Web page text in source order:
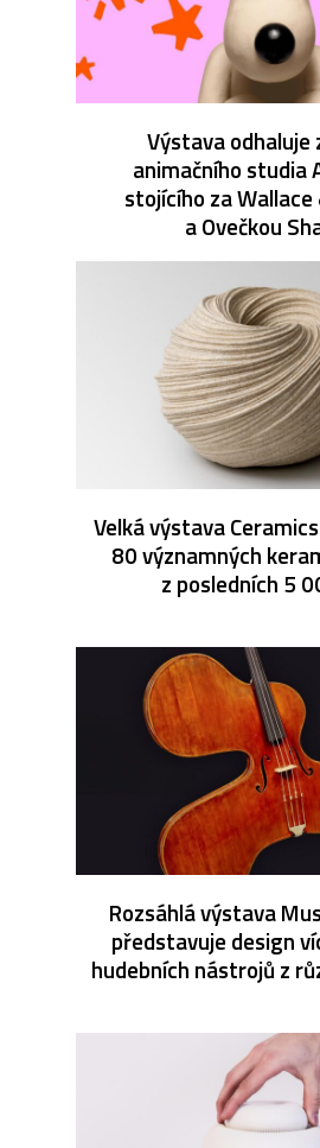
Výstava odhaluje
animačního studia
stojícího za
a Ovečkou
Velká výstava
80 významných
z posledních 5
Rozsáhlá výstava
představuje design
hudebních nástrojů z